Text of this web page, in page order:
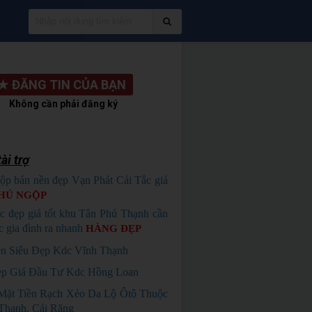
ĐĂNG TIN CỦA BẠN
Không cần phải đăng ký
trợ
bán nền đẹp Vạn Phát Cái Tắc giá
NGỘP
đẹp giá tốt khu Tân Phú Thạnh cần
gia đình ra nhanh HÀNG ĐẸP
Siêu Đẹp Kdc Vĩnh Thạnh
Giá Đầu Tư Kdc Hồng Loan
Tiền Rạch Xẻo Da Lộ Ôtô Thuộc
Cái Răng